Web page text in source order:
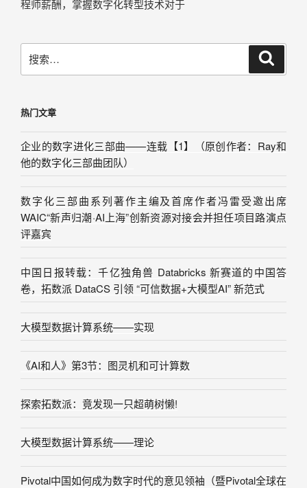
程师薪酬，掌握数字化转型技术对于
热门文章
企业的数字进化三部曲——连载【1】（原创作者：Ray和
他的数字化三部曲团队）
数字化三部曲系列著作主编及首席作者冯雷受邀出席
WAIC“新声归潮·AI上海”创新资源对接会并担任项目路演点
评嘉宾
中国日报转载：千亿独角兽 Databricks 新赛道的中国答
卷，拓数派 DataCS 引领 “可信数据+大模型AI” 新范式
大模型数据计算系统——实现
《AI和人》第3节：图灵机和可计算数
探索拓数派：竟发现一只超萌树懒!
大模型数据计算系统——理论
Pivotal中国如何成为数字时代的意见领袖（暨Pivotal全球在